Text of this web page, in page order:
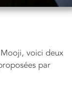
voici deux
par